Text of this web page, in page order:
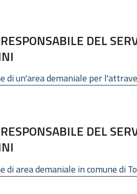
DEL
di un'area demaniale per
DEL
di area demaniale in comune di